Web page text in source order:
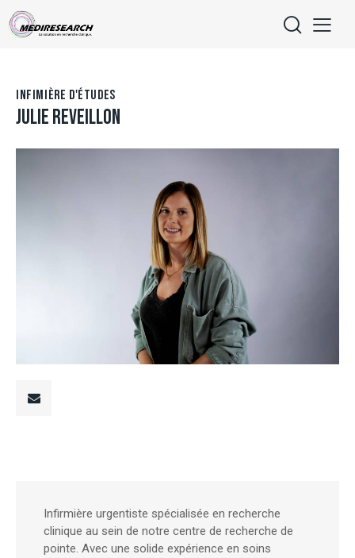
INFIMIÈRE D'ÉTUDES
JULIE REVEILLON
Infirmière urgentiste spécialisée en recherche
clinique au sein de notre centre de recherche de
pointe. Avec une solide expérience en soins